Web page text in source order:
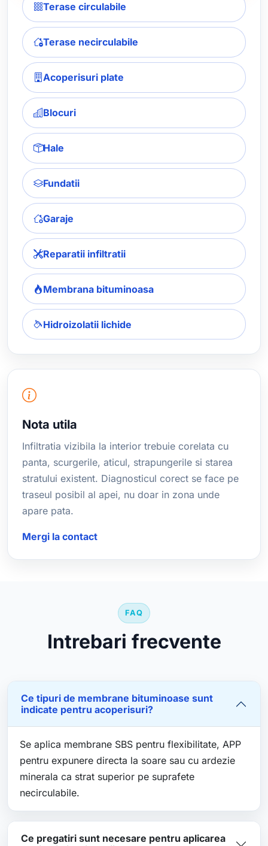
Terase circulabile
Terase necirculabile
Acoperisuri plate
Blocuri
Hale
Fundatii
Garaje
Reparatii infiltratii
Membrana bituminoasa
Hidroizolatii lichide
Nota utila
Infiltratia vizibila la interior trebuie corelata cu
panta, scurgerile, aticul, strapungerile si starea
stratului existent. Diagnosticul corect se face pe
traseul posibil al apei, nu doar in zona unde
apare pata.
Mergi la contact
FAQ
Intrebari frecvente
Ce tipuri de membrane bituminoase sunt
indicate pentru acoperisuri?
Se aplica membrane SBS pentru flexibilitate, APP
pentru expunere directa la soare sau cu ardezie
minerala ca strat superior pe suprafete
necirculabile.
Ce pregatiri sunt necesare pentru aplicarea